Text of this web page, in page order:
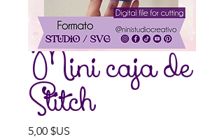
Mini caja de
Stitch
5,00 $US